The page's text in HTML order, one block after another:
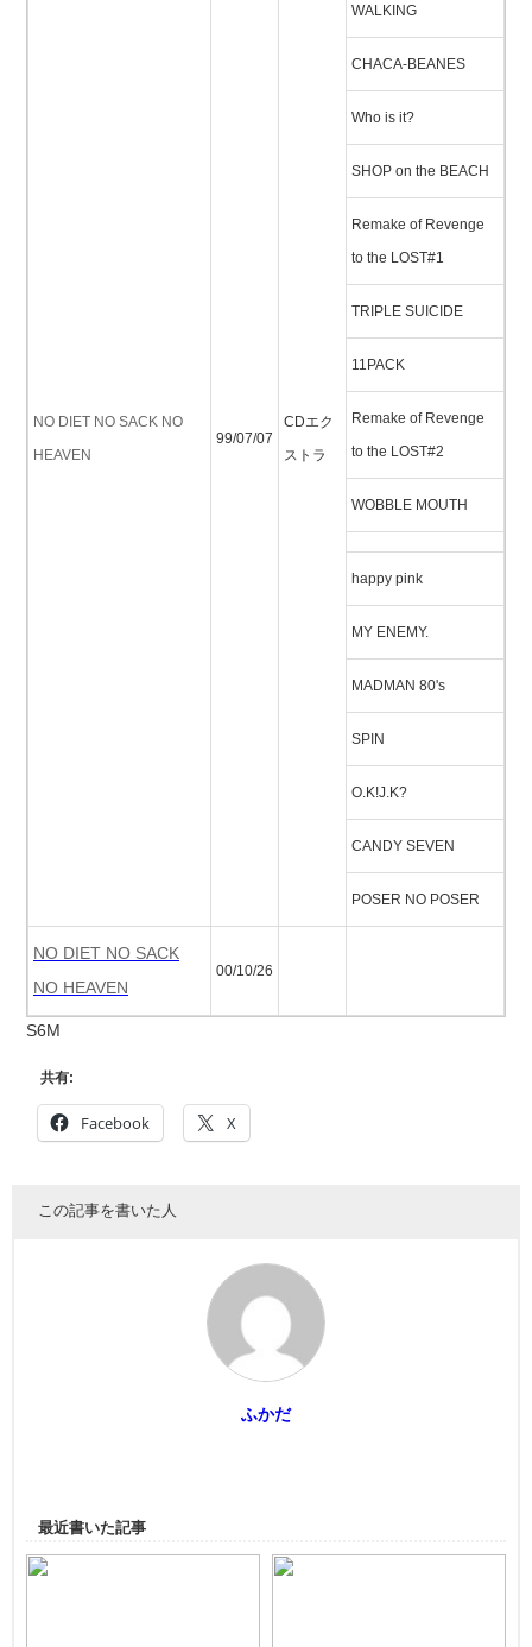
NO DIET NO SACK NO
HEAVEN
99/07/07
CDエク
ストラ
WALKING
CHACA-BEANES
Who is it?
SHOP on the BEACH
Remake of Revenge
to the LOST#1
TRIPLE SUICIDE
11PACK
Remake of Revenge
to the LOST#2
WOBBLE MOUTH
happy pink
MY ENEMY.
MADMAN 80's
SPIN
O.K!J.K?
CANDY SEVEN
POSER NO POSER
NO DIET NO SACK
NO HEAVEN
00/10/26
S6M
共有:
Facebook X
この記事を書いた人
ふかだ
最近書いた記事